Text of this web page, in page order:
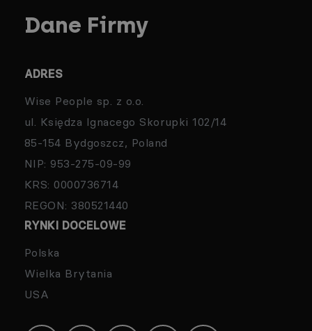
Dane Firmy
ADRES
Wise People sp. z o.o.
ul. Księdza Ignacego Skorupki 102/14
85-154 Bydgoszcz, Poland
NIP: 953-275-09-99
KRS: 0000736714
REGON: 380521440
RYNKI DOCELOWE
Polska
Wielka Brytania
USA